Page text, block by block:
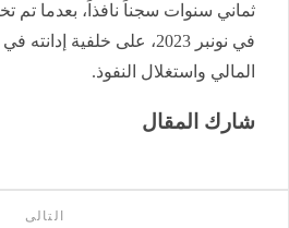
ثماني سنوات سجناً نافذاً، بعدما تم
في نونبر 2023، على خلفية
المالي واستغلال النفوذ.
شارك المقال
التالى